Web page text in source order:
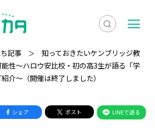
検
検
索
を
メ
ニ
ュ
記事
知っておきたいケンブリッジ教
性〜ハロウ安比校・初の高3生が語る「学
介〜（開催は終了しました）
シェア ポスト LINEで送る